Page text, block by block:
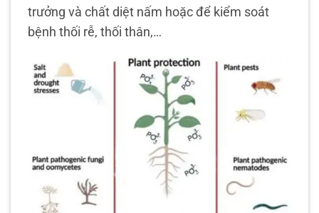
trưởng và chất diệt nấm hoặc để kiểm soát
bệnh thối rễ, thối thân,…